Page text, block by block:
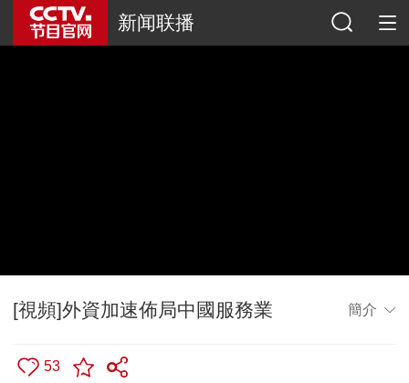
新闻联播
[視頻]外資加速佈局中國服務業 簡介
53